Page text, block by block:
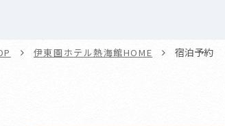
伊東園ホテル熱海館HOME 宿泊予約